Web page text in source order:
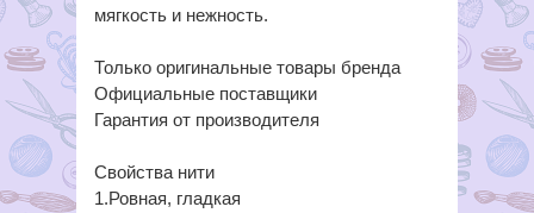
мягкость и нежность.
Только оригинальные товары бренда
Официальные поставщики
Гарантия от производителя
Свойства нити
1.Ровная, гладкая